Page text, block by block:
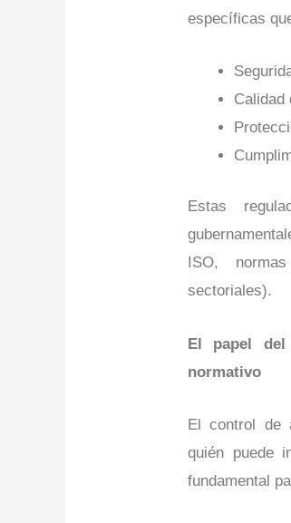
específicas
Calidad
Estas
ISO,
sectoriales).
El papel
normativo
El control de
quién puede
fundamental